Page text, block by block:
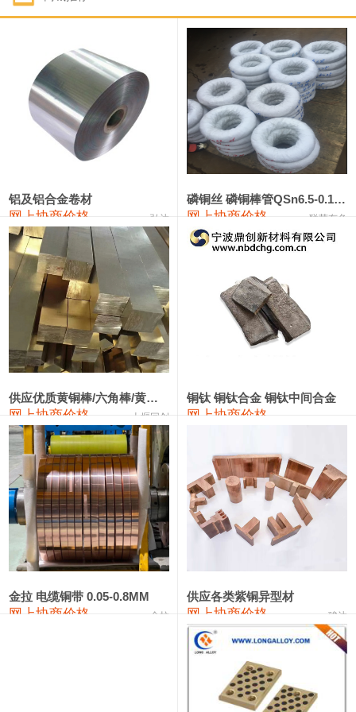
331,000 -10,000
89,000—95,000 92,000 1,000
2#锑 85,000—91,000 88,000 1,000
1#镁 17,000—18,000 17,500 0
18,900—19,100 19,000 100
1#电解锰(99.7%袋装) 18,000—18,200 18,100 100
1#铬 60,000—82,000
553#硅 9,300—9,500
441#硅 9,600—9,800 9,700
3303#硅 10,300—10,500 10,400
2202#硅 14,100—14,300
金属硅3303#-2202# 10,400—14,200 12,300 0
漆包线 111,970—115,970 113,970
磷铜合金 110,800—117,600 114,200 400
无氧铜丝(硬) 109,710—110,010 109,860
R410A专用紫铜管 113,700—113,700
铸造铝合金锭(A380） 26,300—26,500 26,400 100
100
24,400
铝及铝合金卷材
网上协商价格 弘达
磷铜丝 磷铜棒管QSn6.5-0.1 7-0.2 8-0.3
网上协商价格 联荣有色
供应优质黄铜棒/六角棒/黄铜方板
网上协商价格 十堰同创
铜钛 铜钛合金 铜钛中间合金
网上协商价格
金拉 电缆铜带 0.05-0.8MM
网上协商价格 金拉
供应各类紫铜异型材
网上协商价格 骏达